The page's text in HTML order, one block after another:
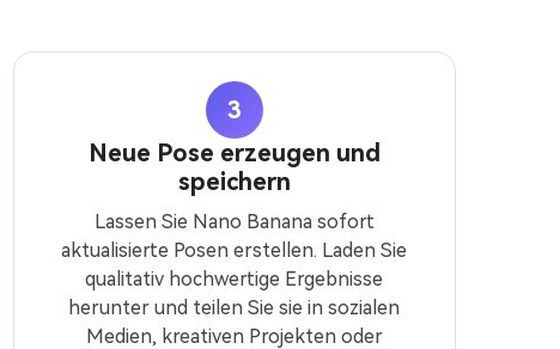
3
Neue Pose erzeugen und
speichern
Lassen Sie Nano Banana sofort
aktualisierte Posen erstellen. Laden Sie
qualitativ hochwertige Ergebnisse
herunter und teilen Sie sie in sozialen
Medien, kreativen Projekten oder